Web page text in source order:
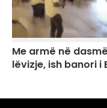
Me armë në
lëvizje, ish banori i